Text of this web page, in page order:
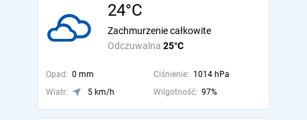
24°C
Odczuwalna 25°C
Zachmurzenie całkowite
Opad: 0 mm Ciśnienie: 1014 hPa
Wiatr:
5 km/h Wilgotność: 97%